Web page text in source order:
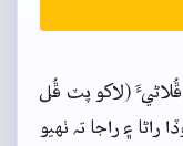
ڦُلاڻيءَ (لاکو پٽ ڦُل
۽ راجا تہ ٺهيو